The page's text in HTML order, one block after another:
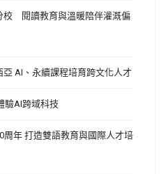
校 閱讀教育與溫暖陪伴灌溉偏
AI、永續課程培育跨文化人才
驗AI跨域科技
年 打造雙語教育與國際人才培